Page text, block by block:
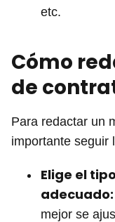
etc.
Cómo
de
Para redactar un
importante seguir
Elige el
adecuado:
mejor se